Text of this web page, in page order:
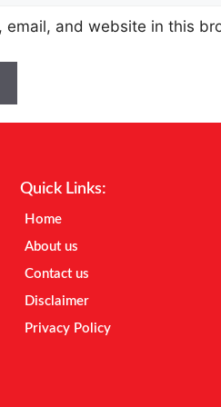
email, and website in this
Quick Links:
Home
About us
Contact us
Disclaimer
Privacy Policy